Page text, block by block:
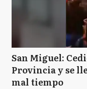
LP
L
San Miguel:
Provincia y se
mal tiempo